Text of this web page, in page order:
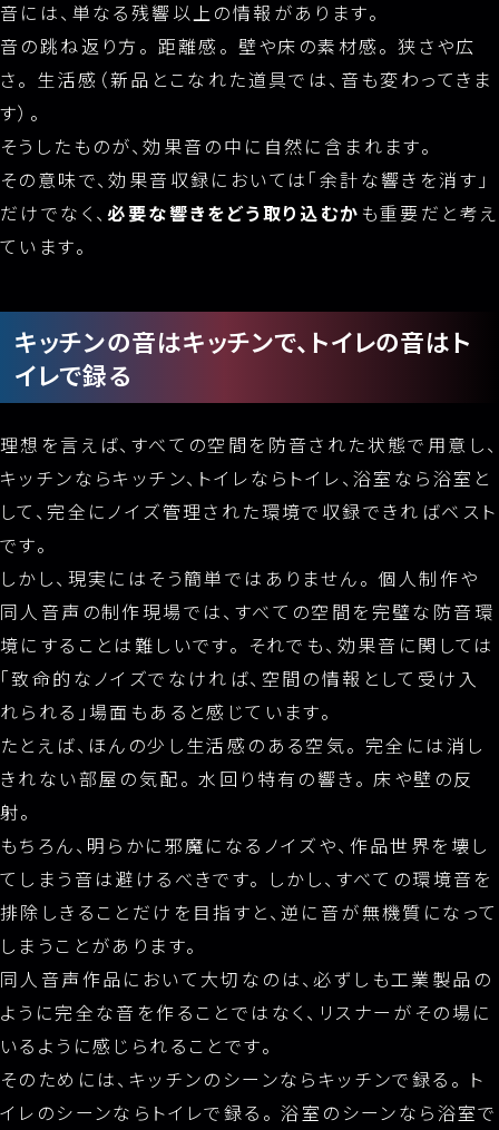
音には、単なる残響以上の情報があります。
音の跳ね返り方。 距離感。 壁や床の素材感。 狭さや広
さ。 生活感（新品とこなれた道具では、音も変わってきま
す）。
そうしたものが、効果音の中に自然に含まれます。
その意味で、効果音収録においては「余計な響きを消す」
だけでなく、必要な響きをどう取り込むか も重要だと考え
ています。
キッチンの音はキッチンで、トイレの音はト
イレで録る
理想を言えば、すべての空間を防音された状態で用意し、
キッチンならキッチン、トイレならトイレ、浴室なら浴室と
して、完全にノイズ管理された環境で収録できればベスト
です。
しかし、現実にはそう簡単ではありません。 個人制作や
同人音声の制作現場では、すべての空間を完璧な防音環
境にすることは難しいです。 それでも、効果音に関しては
「致命的なノイズでなければ、空間の情報として受け入
れられる」場面もあると感じています。
たとえば、ほんの少し生活感のある空気。 完全には消し
きれない部屋の気配。 水回り特有の響き。 床や壁の反
射。
もちろん、明らかに邪魔になるノイズや、作品世界を壊し
てしまう音は避けるべきです。 しかし、すべての環境音を
排除しきることだけを目指すと、逆に音が無機質になって
しまうことがあります。
同人音声作品において大切なのは、必ずしも工業製品の
ように完全な音を作ることではなく、リスナーがその場に
いるように感じられることです。
そのためには、キッチンのシーンならキッチンで録る。 ト
イレのシーンならトイレで録る。 浴室のシーンなら浴室で